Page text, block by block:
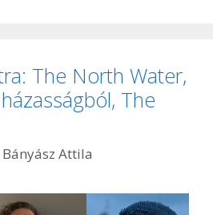
The North Water,
The
Bányász Attila